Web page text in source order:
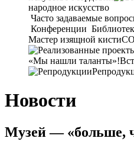
народное искусство
Часто задаваемые
Конференции
Мастер изящной кисти
«Мы нашли таланты»!
Новости
Музей — «больше,